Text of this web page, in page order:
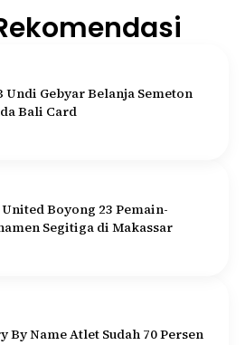
Undi Gebyar Belanja Semeton
Bali Card
Boyong 23 Pemain-
Segitiga di Makassar
By Name Atlet Sudah 70 Persen